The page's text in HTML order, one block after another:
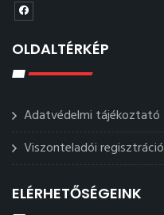
OLDALTÉRKÉP
Adatvédelmi tájékoztató
Viszonteladói regisztráció
ELÉRHETŐSÉGEINK